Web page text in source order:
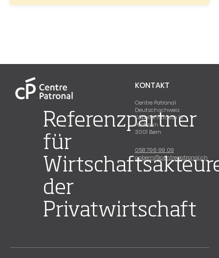
Referenzpartner
für
der
Privatwirtschaft
KONTAKT
Centre Patronal
Deutschschweiz
Kapellenstrasse 14
Postfach
3001 Bern
058 796 99 09
cpbern@centrepatronal.ch